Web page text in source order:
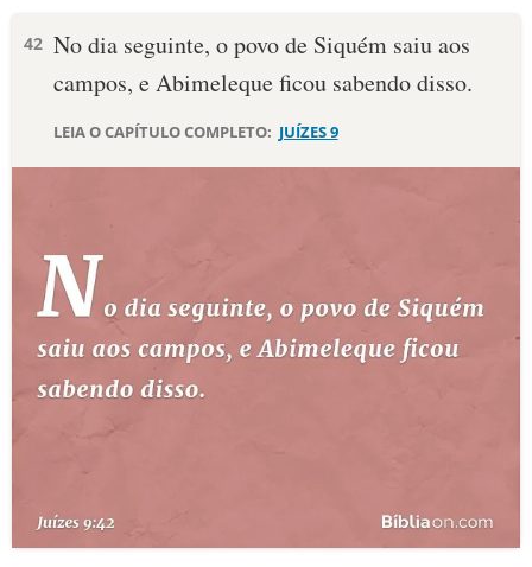
PALAVRA DO DIA
10 MANDAMENTOS
ESTUDOS BÍBLICOS
ESBOÇOS DE PREGAÇÃO
PERGUNTE À BÍBLIA
42 No dia seguinte, o povo de Siquém saiu aos
campos, e Abimeleque ficou sabendo disso.
LEIA O CAPÍTULO COMPLETO: JUÍZES 9